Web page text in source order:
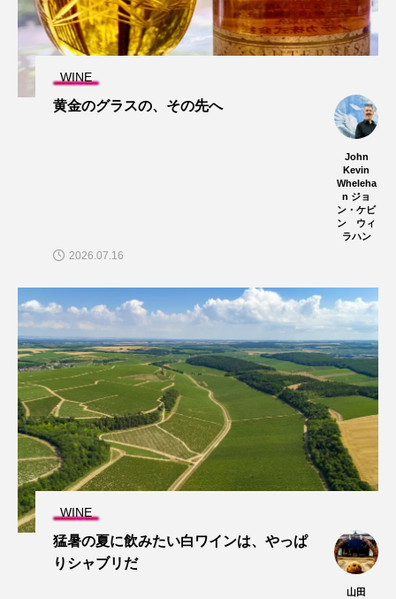
WINE
黄金のグラスの、その先へ
John
Kevin
Wheleha
n ジョ
ン・ケビ
ン ウィ
ラハン
2026.07.16
WINE
猛暑の夏に飲みたい白ワインは、やっぱ
りシャブリだ
山田